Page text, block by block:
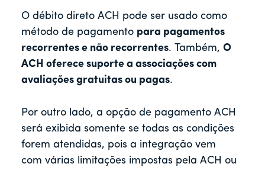
O débito direto ACH pode ser usado como
método de pagamento para pagamentos
recorrentes e não recorrentes. Também, O
ACH oferece suporte a associações com
avaliações gratuitas ou pagas.
Por outro lado, a opção de pagamento ACH
será exibida somente se todas as condições
forem atendidas, pois a integração vem
com várias limitações impostas pela ACH ou